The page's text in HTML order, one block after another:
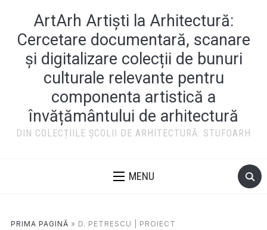
ArtArh Artiști la Arhitectură:
Cercetare documentară, scanare
și digitalizare colecții de bunuri
culturale relevante pentru
componenta artistică a
învățământului de arhitectură
DIN COLECȚIILE ȘCOLII DE ARHITECTURĂ: STUFOARH
MENU
PRIMA PAGINĂ » D. PETRESCU | PROIECT